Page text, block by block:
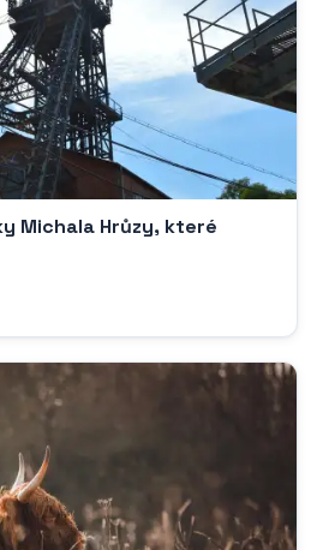
Michala Hrůzy, které